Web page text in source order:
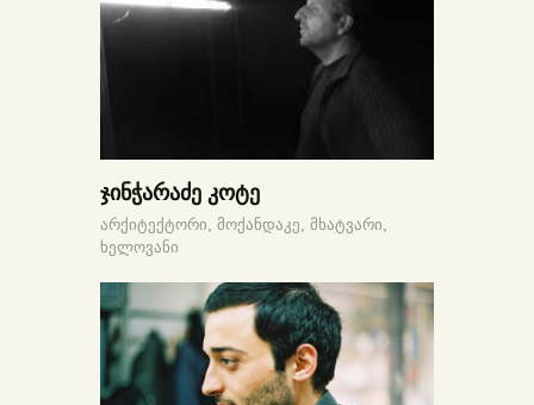
ჯინჭარაძე კოტე
არქიტექტორი, მოქანდაკე, მხატვარი,
ხელოვანი